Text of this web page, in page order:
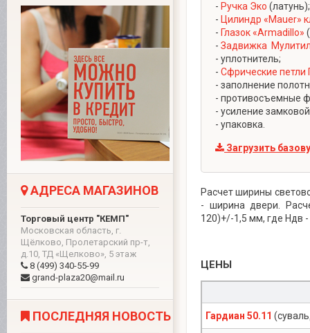
АДРЕСА МАГАЗИНОВ
Торговый центр "КЕМП"
Московская область, г.
Щёлково, Пролетарский пр-т,
д.10, ТД «Щелково», 5 этаж
8 (499) 340-55-99
grand-plaza20@mail.ru
ПОСЛЕДНЯЯ НОВОСТЬ
- Ручка Эко (латунь);
- Цилиндр «Mauer»
- Глазок «Armadillo»
- Задвижка
- уплотнитель;
- Cфрические петли
- заполнение
- противосъемные
- усиление
- упаковка.
Загрузить
Расчет ширины
- ширина двери.
120)+/-1,5 мм, где Ндв
ЦЕНЫ
Гардиан 50.11